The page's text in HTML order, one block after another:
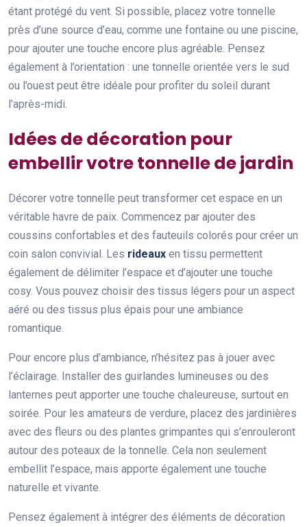
étant protégé du vent. Si possible, placez votre tonnelle
près d’une source d’eau, comme une fontaine ou une piscine,
pour ajouter une touche encore plus agréable. Pensez
également à l’orientation : une tonnelle orientée vers le sud
ou l’ouest peut être idéale pour profiter du soleil durant
l’après-midi.
Idées de décoration pour
embellir votre tonnelle de jardin
Décorer votre tonnelle peut transformer cet espace en un
véritable havre de paix. Commencez par ajouter des
coussins confortables et des fauteuils colorés pour créer un
coin salon convivial. Les rideaux en tissu permettent
également de délimiter l’espace et d’ajouter une touche
cosy. Vous pouvez choisir des tissus légers pour un aspect
aéré ou des tissus plus épais pour une ambiance
romantique.
Pour encore plus d’ambiance, n’hésitez pas à jouer avec
l’éclairage. Installer des guirlandes lumineuses ou des
lanternes peut apporter une touche chaleureuse, surtout en
soirée. Pour les amateurs de verdure, placez des jardinières
avec des fleurs ou des plantes grimpantes qui s’enrouleront
autour des poteaux de la tonnelle. Cela non seulement
embellit l’espace, mais apporte également une touche
naturelle et vivante.
Pensez également à intégrer des éléments de décoration